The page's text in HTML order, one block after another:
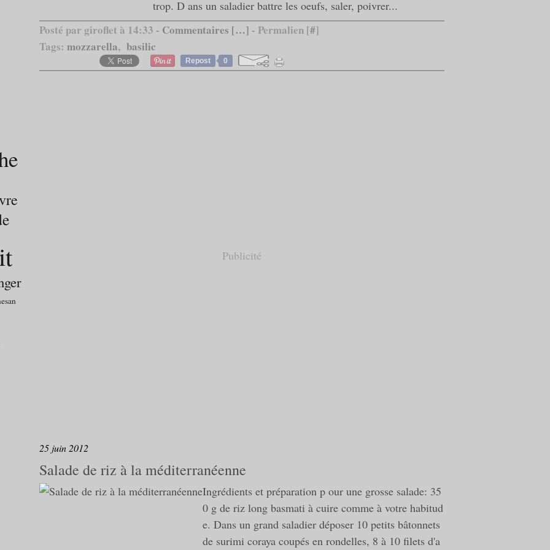
trop. D ans un saladier battre les oeufs, saler, poivrer...
Posté par giroflet à 14:33 - Commentaires […] - Permalien [#]
Tags: mozzarella, basilic
Repost 0
Publicité
25 juin 2012
Salade de riz à la méditerranéenne
Ingrédients et préparation p our une grosse salade: 35
0 g de riz long basmati à cuire comme à votre habitud
e. Dans un grand saladier déposer 10 petits bâtonnets
de surimi coraya coupés en rondelles, 8 à 10 filets d'a